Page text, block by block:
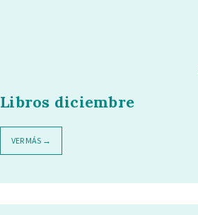
Libros diciembre
VER MÁS →